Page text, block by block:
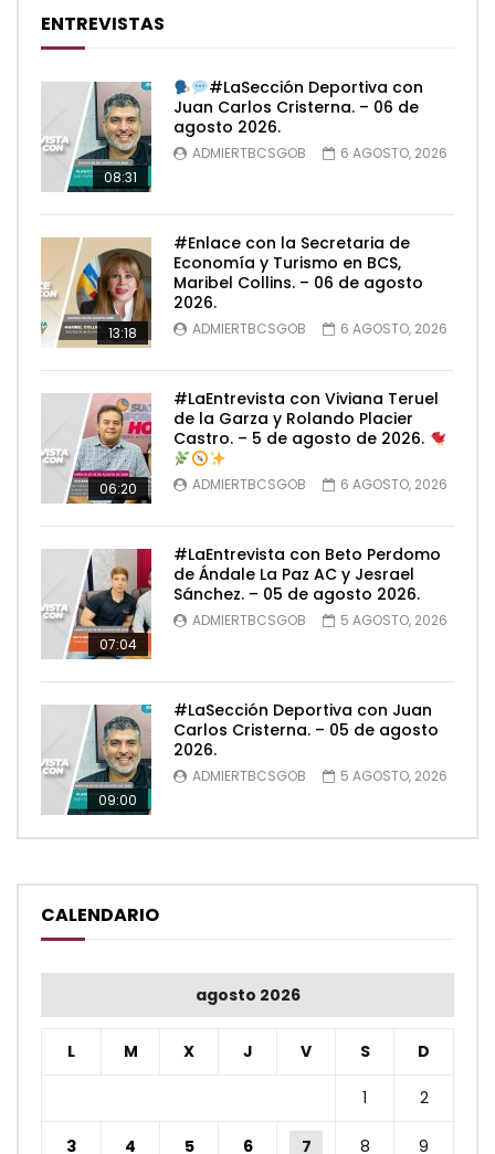
ENTREVISTAS
08:31
#LaSección Deportiva con
Juan Carlos Cristerna. – 06 de
agosto 2026.
ADMIERTBCSGOB 6 AGOSTO, 2026
13:18
#Enlace con la Secretaria de
Economía y Turismo en BCS,
Maribel Collins. – 06 de agosto
2026.
ADMIERTBCSGOB 6 AGOSTO, 2026
06:20
#LaEntrevista con Viviana Teruel
de la Garza y Rolando Placier
Castro. – 5 de agosto de 2026.
ADMIERTBCSGOB 6 AGOSTO, 2026
07:04
#LaEntrevista con Beto Perdomo
de Ándale La Paz AC y Jesrael
Sánchez. – 05 de agosto 2026.
ADMIERTBCSGOB 5 AGOSTO, 2026
09:00
#LaSección Deportiva con Juan
Carlos Cristerna. – 05 de agosto
2026.
ADMIERTBCSGOB 5 AGOSTO, 2026
CALENDARIO
agosto 2026
L M X J V S D
1 2
3 4 5 6 7 8 9